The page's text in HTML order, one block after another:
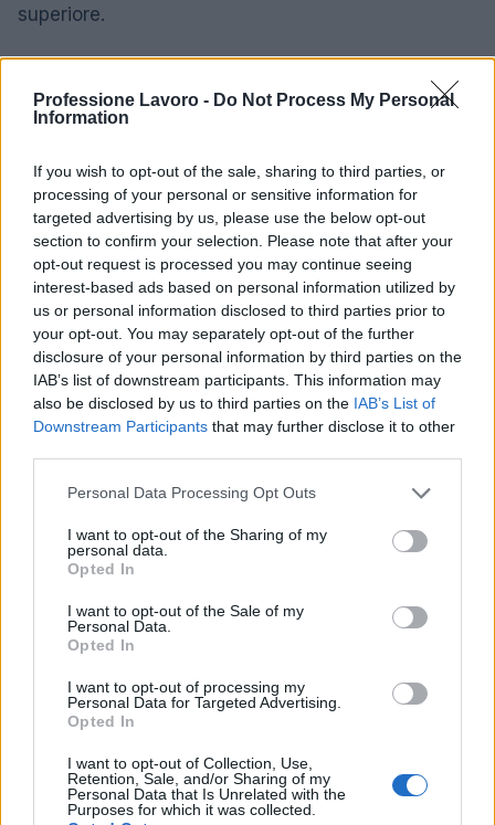
Professione Lavoro - Do Not Process My Personal
Information
If you wish to opt-out of the sale, sharing to third parties, or
processing of your personal or sensitive information for
targeted advertising by us, please use the below opt-out
section to confirm your selection. Please note that after your
opt-out request is processed you may continue seeing
interest-based ads based on personal information utilized by
us or personal information disclosed to third parties prior to
your opt-out. You may separately opt-out of the further
disclosure of your personal information by third parties on the
IAB’s list of downstream participants. This information may
also be disclosed by us to third parties on the IAB’s List of
Downstream Participants that may further disclose it to other
Please note that this website/app uses one or more Google
not limited to your visit or usage behaviour. You may click to
grant or deny consent to Google and its third-party tags to
use your data for below specified purposes in below Google
consent section.
Personal Data Processing Opt Outs
I want to opt-out of the Sharing of my
personal data.
Opted In
I want to opt-out of the Sale of my
Personal Data.
Opted In
I want to opt-out of processing my
Personal Data for Targeted Advertising.
Opted In
I want to opt-out of Collection, Use,
Retention, Sale, and/or Sharing of my
Personal Data that Is Unrelated with the
Purposes for which it was collected.
superiore.
Un diploma di laurea ottiene al suo titolare uno
stipendio medio di 21.700 SEK al mese, il 38% in
più rispetto a chi ha un certificato o un diploma.
Differenza salariale media cameriere /
cameriera per livello di istruzione in Svezia
Scuola superiore
11.000
SEK
Certificato o Diploma + 43%
15.700
SEK
Laurea triennale + 38% 21.700 SEK
L’aumento e la diminuzione percentuali sono relativi al
valore precedente
Differenza salariale tipica per istruzione
per la maggior parte delle carriere
Confronto salariale cameriere /
cameriera per sesso
Sebbene il genere non dovrebbe avere un effetto
sulla retribuzione, in realtà lo fa. Quindi chi viene